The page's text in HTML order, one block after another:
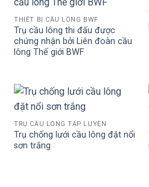
THIẾT BỊ CẦU LÔNG BWF
Trụ cầu lông thi đấu được
chứng nhận bởi Liên đoàn cầu
lông Thế giới BWF
TRỤ CẦU LÔNG TẬP LUYỆN
Trụ chống lưới cầu lông đặt nổi
sơn trắng